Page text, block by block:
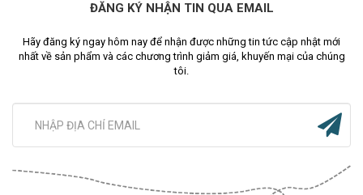
ĐĂNG KÝ NHẬN TIN QUA EMAIL
Hãy đăng ký ngay hôm nay để nhận được những tin tức cập nhật mới
nhất về sản phẩm và các chương trình giảm giá, khuyến mại của chúng
tôi.